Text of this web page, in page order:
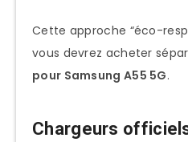
Cette approche “éco-
vous devrez acheter
pour Samsung A55 5G.
Chargeurs